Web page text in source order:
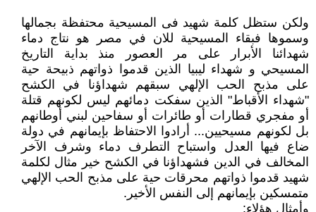
ولكن ستظل كلمة شهيد فى المسيحية محتفظة بجمالها
وسموها فبقاء المسيحية للان في مصر هو نتاج دماء
شهدائنا الأبرار على مر العصور منذ بداية التاريخ
المسيحي و شهداء ليبيا الذين قدموا ذواتهم ذبيحة حية
على مذبح الحب الإلهي سبقهم شهداؤنا في الكشح
"شهداء الأقباط" الذين سفكت دمائهم ليس لكونهم قتلة
أو مفجري قطارات أو طائرات أو سفاحين لبني أوطانهم
بل لكونهم مسيحيين... أرادوا الاحتفاظ بإيمانهم في دولة
ضاع فيها العدل واستباح التطرف دماء وشرف الآخر
المخالف في الدين فشهداؤنا في الكشح خير مثال لكلمة
شهيد قدموا ذواتهم محرقات حية على مذبح الحب الإلهي
متمسكين بإيمانهم إلى النفس الأخير.
وأمثال هؤلاء: